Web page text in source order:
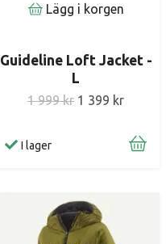
Lägg i korgen
Guideline Loft Jacket -
L
1 999 kr 1 399 kr
I lager